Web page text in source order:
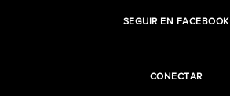
SEGUIR EN FACEBOOK
CONECTAR